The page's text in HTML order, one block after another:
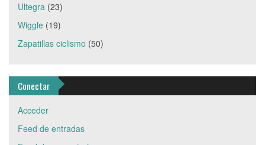
Ultegra (23)
Wiggle (19)
Zapatillas ciclismo (50)
Conectar
Acceder
Feed de entradas